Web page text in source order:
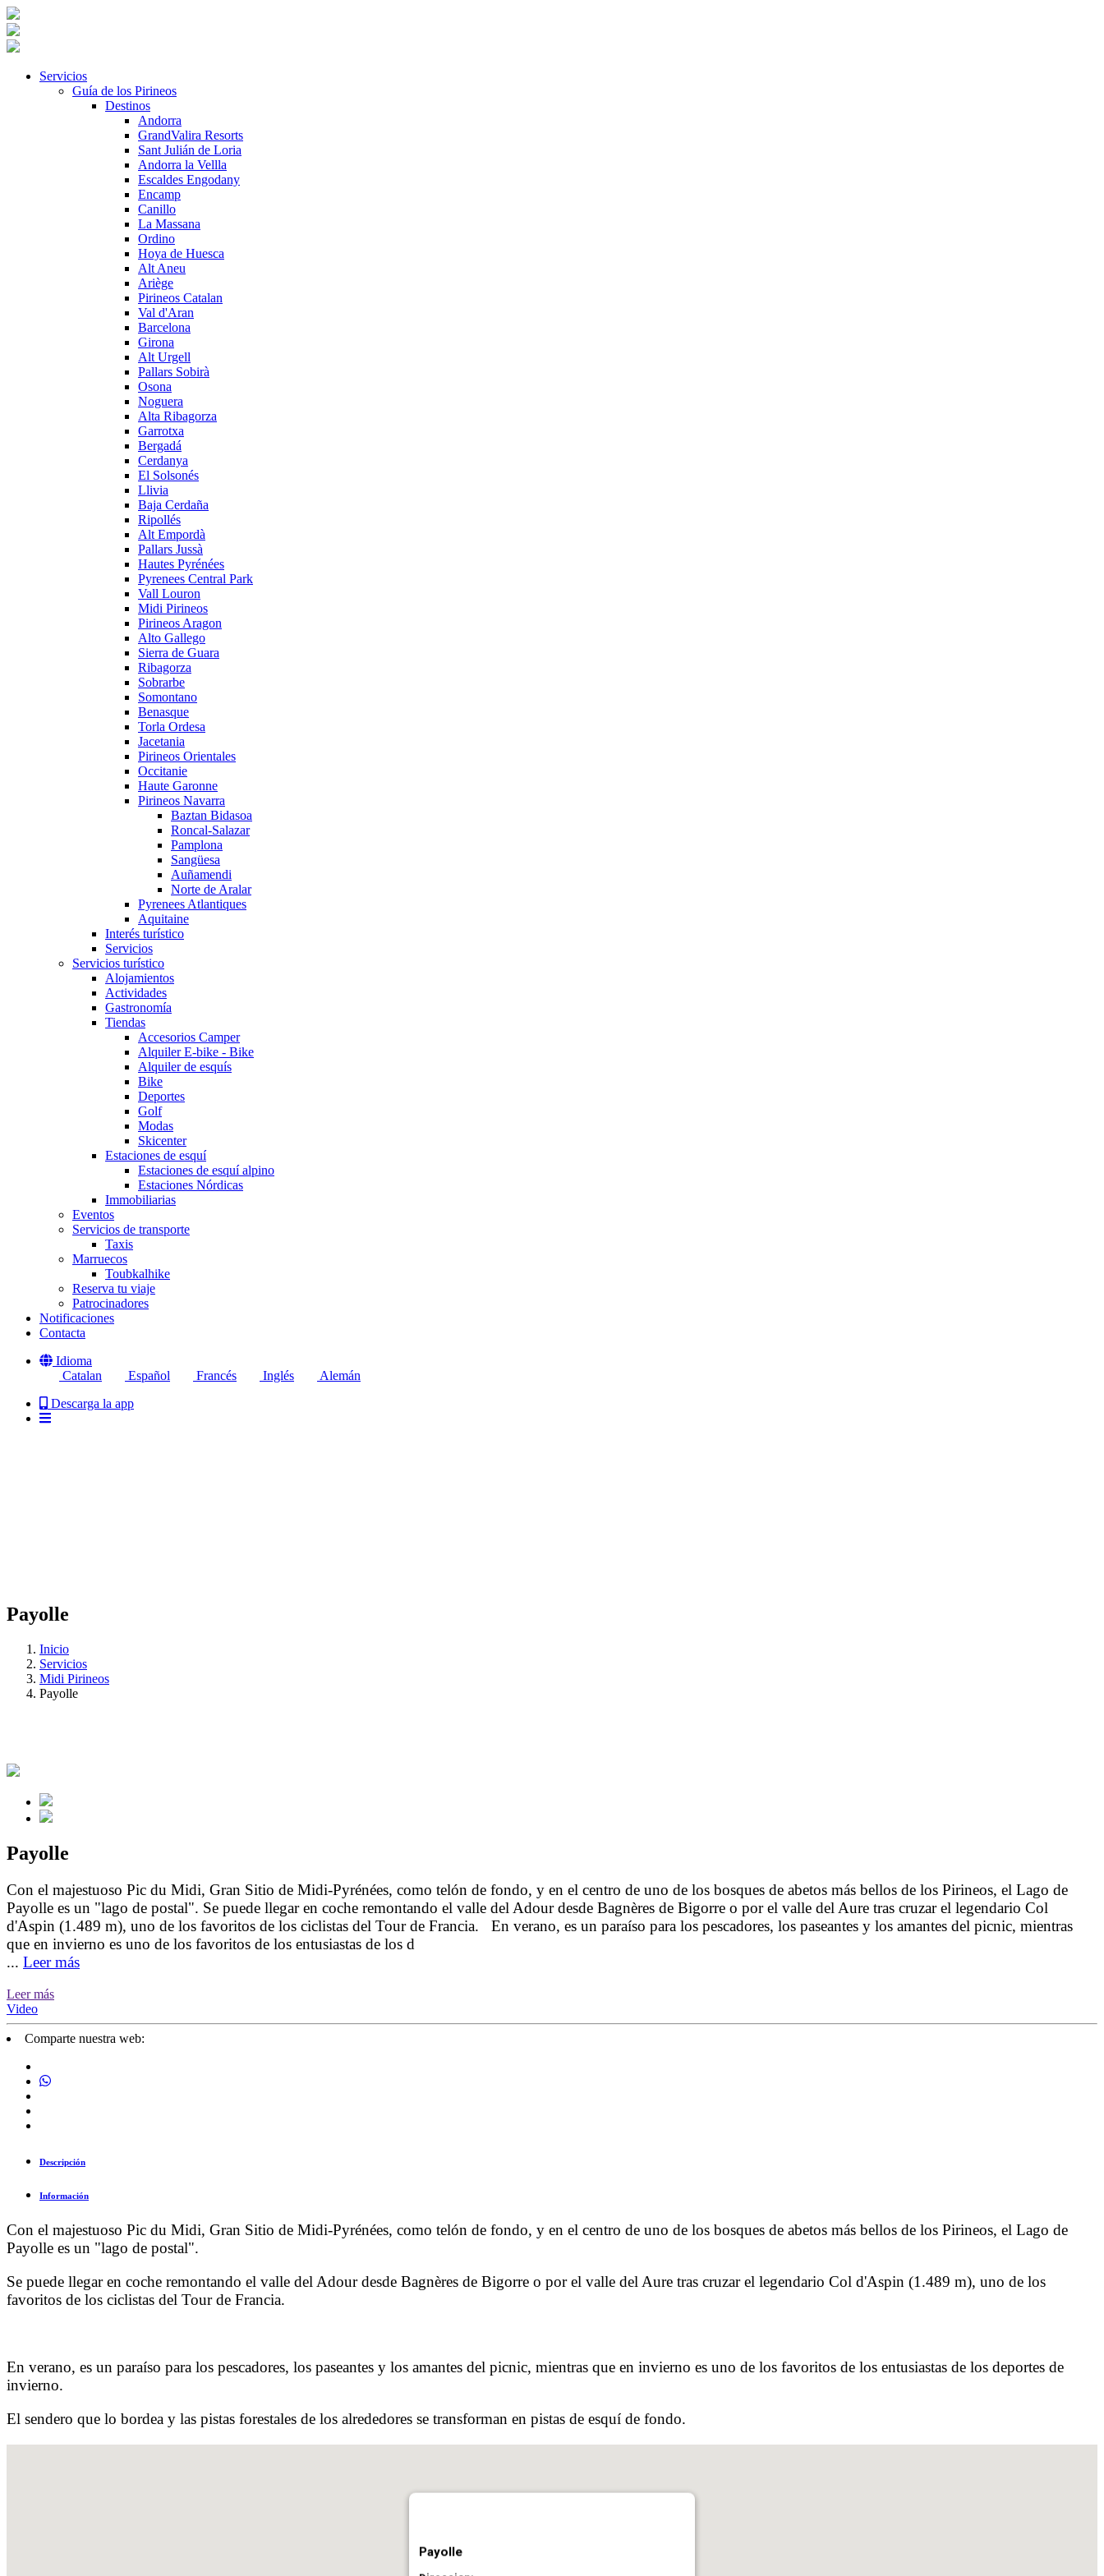
Servicios
Guía de los Pirineos
Destinos
Andorra
GrandValira Resorts
Sant Julián de Loria
Andorra la Vellla
Escaldes Engodany
Encamp
Canillo
La Massana
Ordino
Hoya de Huesca
Alt Aneu
Ariège
Pirineos Catalan
Val d'Aran
Barcelona
Girona
Alt Urgell
Pallars Sobirà
Osona
Noguera
Alta Ribagorza
Garrotxa
Bergadá
Cerdanya
El Solsonés
Llivia
Baja Cerdaña
Ripollés
Alt Empordà
Pallars Jussà
Hautes Pyrénées
Pyrenees Central Park
Vall Louron
Midi Pirineos
Pirineos Aragon
Alto Gallego
Sierra de Guara
Ribagorza
Sobrarbe
Somontano
Benasque
Torla Ordesa
Jacetania
Pirineos Orientales
Occitanie
Haute Garonne
Pirineos Navarra
Baztan Bidasoa
Roncal-Salazar
Pamplona
Sangüesa
Auñamendi
Norte de Aralar
Pyrenees Atlantiques
Aquitaine
Interés turístico
Servicios
Servicios turístico
Alojamientos
Actividades
Gastronomía
Tiendas
Accesorios Camper
Alquiler E-bike - Bike
Alquiler de esquís
Bike
Deportes
Golf
Modas
Skicenter
Estaciones de esquí
Estaciones de esquí alpino
Estaciones Nórdicas
Immobiliarias
Eventos
Servicios de transporte
Taxis
Marruecos
Toubkalhike
Reserva tu viaje
Patrocinadores
Notificaciones
Contacta
Idioma
Catalan
Español Francés Inglés
Alemán
Descarga la app
Payolle
Inicio
Servicios
Midi Pirineos
Payolle
Payolle
Con el majestuoso Pic du Midi, Gran Sitio de Midi-Pyrénées, como telón de fondo, y en el centro de uno de los bosques de abetos más bellos de los Pirineos, el Lago de
Payolle es un "lago de postal". Se puede llegar en coche remontando el valle del Adour desde Bagnères de Bigorre o por el valle del Aure tras cruzar el legendario Col
d'Aspin (1.489 m), uno de los favoritos de los ciclistas del Tour de Francia. En verano, es un paraíso para los pescadores, los paseantes y los amantes del picnic, mientras
que en invierno es uno de los favoritos de los entusiastas de los d
... Leer más
Leer más
Video
Comparte nuestra web:
Descripción
Información
Con el majestuoso Pic du Midi, Gran Sitio de Midi-Pyrénées, como telón de fondo, y en el centro de uno de los bosques de abetos más bellos de los Pirineos, el Lago de
Payolle es un "lago de postal".
Se puede llegar en coche remontando el valle del Adour desde Bagnères de Bigorre o por el valle del Aure tras cruzar el legendario Col d'Aspin (1.489 m), uno de los
favoritos de los ciclistas del Tour de Francia.
En verano, es un paraíso para los pescadores, los paseantes y los amantes del picnic, mientras que en invierno es uno de los favoritos de los entusiastas de los deportes de
invierno.
El sendero que lo bordea y las pistas forestales de los alrededores se transforman en pistas de esquí de fondo.
Payolle